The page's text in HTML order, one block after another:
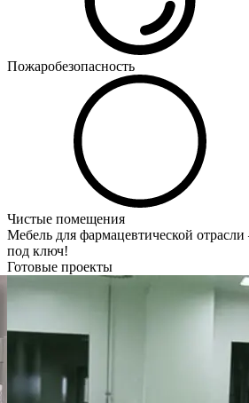
Пожаробезопасность
Чистые помещения
Мебель для фармацевтической отрасли
под ключ!
Готовые проекты